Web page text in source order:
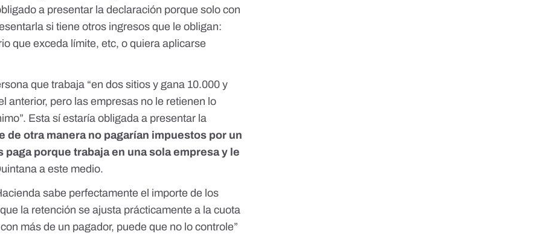
a presentar la declaración porque solo con
si tiene otros ingresos que le obligan:
que exceda límite, etc, o quiera aplicarse
que trabaja “en dos sitios y gana 10.000 y
anterior, pero las empresas no le retienen lo
Esta sí estaría obligada a presentar la
de otra manera no pagarían impuestos por un
porque trabaja en una sola empresa y le
a este medio.
sabe perfectamente el importe de los
la retención se ajusta prácticamente a la cuota
más de un pagador, puede que no lo controle”